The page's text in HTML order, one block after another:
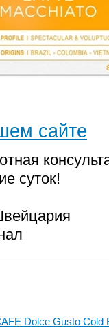
сайте
суток!
Dolce Gusto Cold